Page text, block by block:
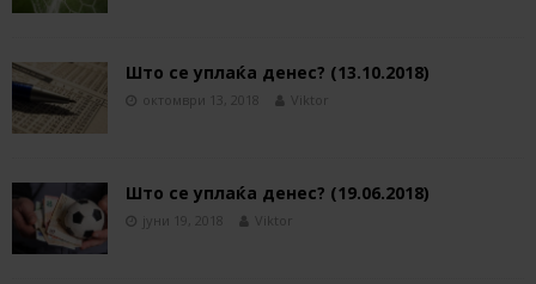
Што се уплаќа денес? (13.10.2018)
октомври 13, 2018 Viktor
Што се уплаќа денес? (19.06.2018)
јуни 19, 2018 Viktor